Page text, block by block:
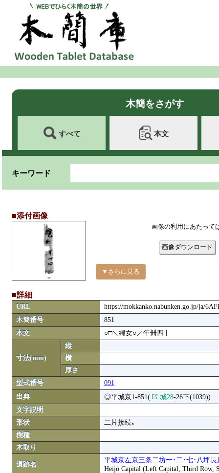
木簡をさがす
すべて 本文
キーワード
■添付画像
▼さらに見る
画像の利用にあたって
画像ダウンロード
■詳細
URL
https://mokkanko.nabunken.go.jp/ja/
木簡番号
851
本文
○□＼縄女○／年卌四∥
寸法(mm)
縦
横
厚さ
型式番号
091
出典
◎平城京1-851( 城28-26下(1039))
文字説明
形状
二片接続｡
樹種
木取り
遺跡名
平城京左京三条二坊一･二･七･八坪長
Heijō Capital (Left Capital, Third Row,